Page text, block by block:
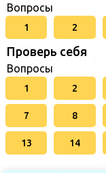
Вопросы
1 2
Проверь себя
Вопросы
1 2
7 8
13 14